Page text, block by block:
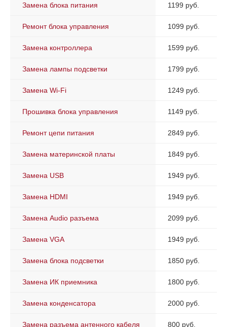
Замена блока питания 1199 руб.
Ремонт блока управления 1099 руб.
Замена контроллера 1599 руб.
Замена лампы подсветки 1799 руб.
Замена Wi-Fi 1249 руб.
Прошивка блока управления 1149 руб.
Ремонт цепи питания 2849 руб.
Замена материнской платы 1849 руб.
Замена USB 1949 руб.
Замена HDMI 1949 руб.
Замена Audio разъема 2099 руб.
Замена VGA 1949 руб.
Замена блока подсветки 1850 руб.
Замена ИК приемника 1800 руб.
Замена конденсатора 2000 руб.
Замена разъема антенного кабеля 800 руб.